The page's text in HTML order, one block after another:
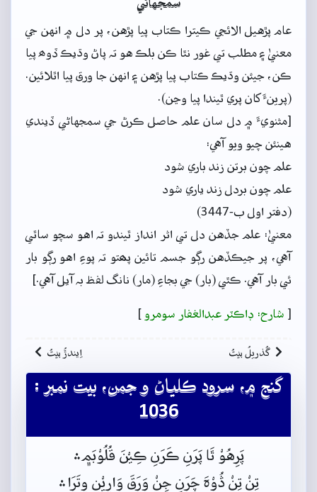
سمجهاڻي
عام پڙهيل الائجي ڪيترا ڪتاب پيا پڙهن، پر دل ۾ انهن جي
معنيٰ ۽ مطلب تي غور نٿا ڪن بلڪ هو تہ پاڻ وڌيڪ ڏوھ پيا
ڪن، جيئن وڌيڪ ڪتاب پيا پڙهن ۽ انهن جا ورق پيا اٿلائين.
(پرينءَ کان پري ٿيندا پيا وڃن).
[مثنويءَ ۾ دل سان علم حاصل ڪرڻ جي سمجهاڻي ڏيندي
هينئن چيو ويو آهي:
علم چون برتن زند باري شود
علم چون بردل زند ياري شود
(دفتر اول ب-3447)
معنيٰ: علم جڏهن دل تي اثر انداز ٿيندو تہ اهو سچو ساٿي
آهي، پر جيڪڏهن رڳو جسم تائين پھتو تہ پوءِ اهو رڳو بار
ئي بار آهي. ڪٿي (بار) جي بجاءِ (مار) نانگ لفظ بہ آيل آهي.]
[ شارح: ڊاڪٽر عبدالغفار سومرو ]
گُذريلُ بيتُ اِيندڙُ بيتُ
گنج ۾، سرود ڪلياڻ و جمن، بيت نمبر :
1036
پَرِهُوْ ٿَا پَرَنِ ڪَرَنِ ڪِيْنَ قُلُوْبَم﮼﮶
تِنْ تِنْ ڎُوْہَ چَرَنِ جِنْ وَرَقَ وَارِيْنِ وِتَرَا﮶